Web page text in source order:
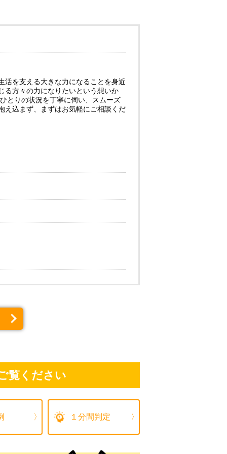
活を支える大きな力になることを身近
る方々の力になりたいという想いか
とりの状況を丁寧に伺い、スムーズ
え込まず、まずはお気軽にご相談くだ
覧ください
１分間判定